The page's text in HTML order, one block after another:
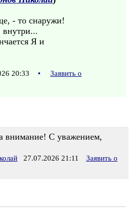
- то снаружи!
внутри...
Я и
20:33 •
Заявить о
внимание! С уважением,
27.07.2026 21:11
Заявить о